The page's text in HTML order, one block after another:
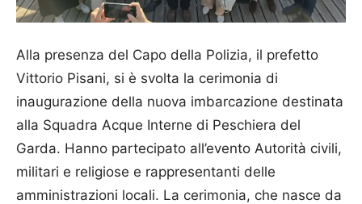
Alla presenza del Capo della Polizia, il prefetto
Vittorio Pisani, si è svolta la cerimonia di
inaugurazione della nuova imbarcazione destinata
alla Squadra Acque Interne di Peschiera del
Garda. Hanno partecipato all’evento Autorità civili,
militari e religiose e rappresentanti delle
amministrazioni locali. La cerimonia, che nasce da